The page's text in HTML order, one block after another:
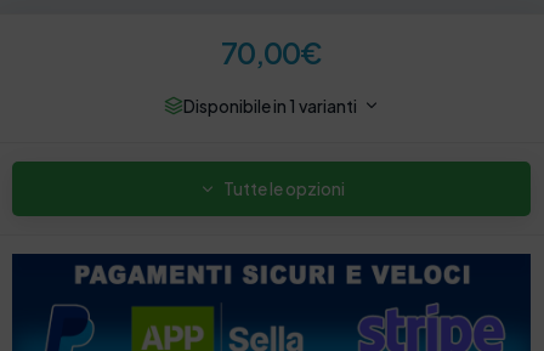
70,00€
Disponibile in 1 varianti
Tutte le opzioni